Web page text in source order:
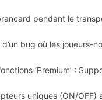
pendant le
bug où les joueurs-
‘Premium’ :
uniques (ON/OFF)